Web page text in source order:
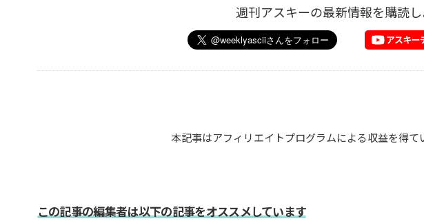
週刊アスキーの最新情報を購読し
本記事はアフィリエイトプログラムによる収益を得て
この記事の編集者は以下の記事をオススメしています